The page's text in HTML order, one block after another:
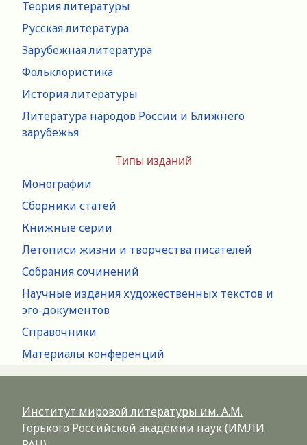
Теория литературы
Русская литература
Зарубежная литература
Фольклористика
История литературы
Литература народов России и Ближнего
зарубежья
Типы изданий
Монографии
Сборники статей
Книжные серии
Летописи жизни и творчества писателей
Собрания сочинений
Научные издания художественных текстов и
эго-документов
Справочники
Материалы конференций
Институт мировой литературы им. А.М.
Горького Российской академии наук (ИМЛИ